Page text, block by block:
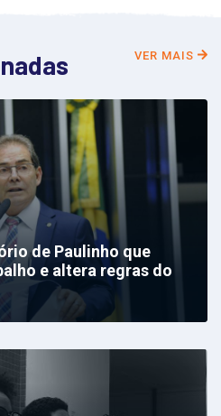
VER MAIS
de Paulinho que
e altera regras do